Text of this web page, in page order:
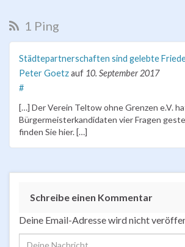
1 Ping
Städtepartnerschaften sind gelebte
Peter Goetzauf 10. September 2017
#
[…] Der Verein Teltow ohne Grenzen e.V.
Bürgermeisterkandidaten vier Fragen
finden Sie hier. […]
Schreibe einen Kommentar
Deine Email-Adresse wird nicht